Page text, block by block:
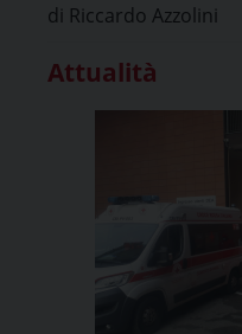
di Riccardo Azzolini
Attualità